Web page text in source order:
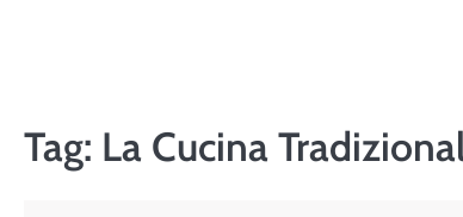
Tag: La Cucina